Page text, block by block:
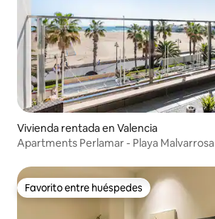
Vivienda rentada en Valencia
Apartments Perlamar - Playa Malvarrosa
Favorito entre huéspedes
Favorito entre huéspedes